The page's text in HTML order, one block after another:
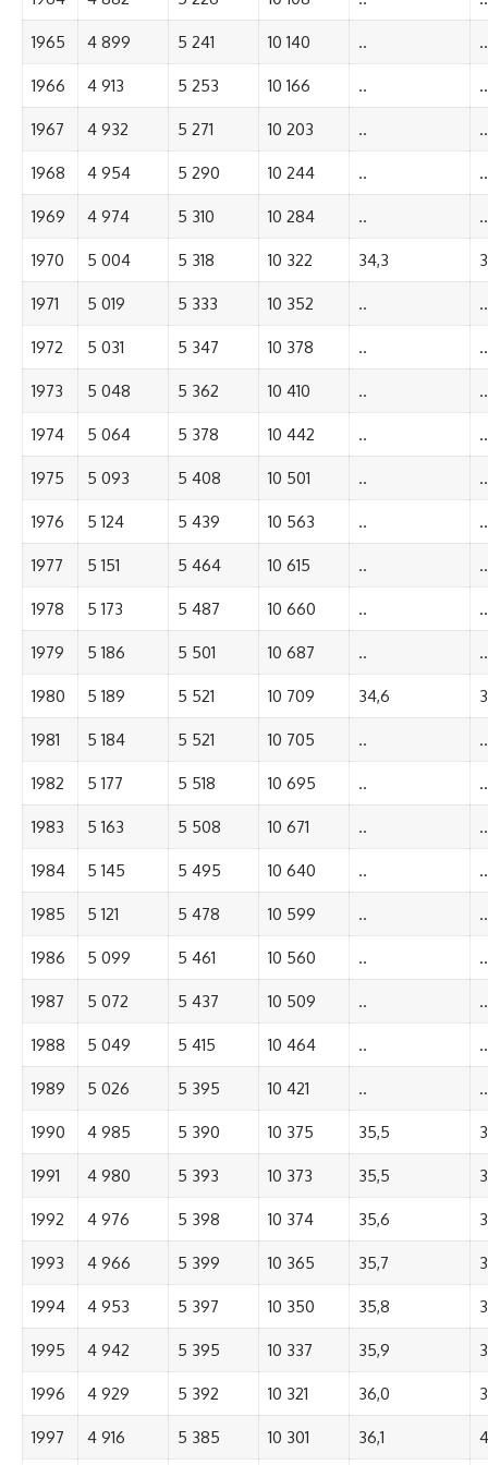
1965 4 899 5 241 10 140 .. ..
1966 4 913 5 253 10 166 .. ..
1967 4 932 5 271 10 203 .. ..
1968 4 954 5 290 10 244 .. ..
1969 4 974 5 310 10 284 .. ..
1970 5 004 5 318 10 322 34,3
1971 5 019 5 333 10 352 .. ..
1972 5 031 5 347 10 378 .. ..
1973 5 048 5 362 10 410 .. ..
1974 5 064 5 378 10 442 .. ..
1975 5 093 5 408 10 501 .. ..
1976 5 124 5 439 10 563 .. ..
1977 5 151 5 464 10 615 .. ..
1978 5 173 5 487 10 660 .. ..
1979 5 186 5 501 10 687 .. ..
1980 5 189 5 521 10 709 34,6
1981 5 184 5 521 10 705 .. ..
1982 5 177 5 518 10 695 .. ..
1983 5 163 5 508 10 671 .. ..
1984 5 145 5 495 10 640 .. ..
1985 5 121 5 478 10 599 .. ..
1986 5 099 5 461 10 560 .. ..
1987 5 072 5 437 10 509 .. ..
1988 5 049 5 415 10 464 .. ..
1989 5 026 5 395 10 421 .. ..
1990 4 985 5 390 10 375 35,5
1991 4 980 5 393 10 373 35,5
1992 4 976 5 398 10 374 35,6
1993 4 966 5 399 10 365 35,7
1994 4 953 5 397 10 350 35,8
1995 4 942 5 395 10 337 35,9
1996 4 929 5 392 10 321 36,0
1997 4 916 5 385 10 301 36,1